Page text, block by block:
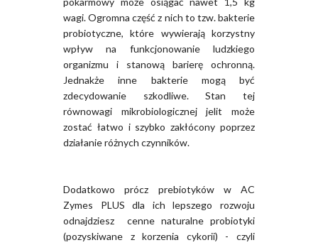
wagi. Ogromna część z nich to tzw. bakterie
probiotyczne, które wywierają korzystny
wpływ na funkcjonowanie ludzkiego
organizmu i stanową barierę ochronną.
Jednakże inne bakterie mogą być
zdecydowanie szkodliwe. Stan tej
równowagi mikrobiologicznej jelit może
zostać łatwo i szybko zakłócony poprzez
działanie różnych czynników.
Dodatkowo prócz prebiotyków w AC
Zymes PLUS dla ich lepszego rozwoju
odnajdziesz cenne naturalne probiotyki
(pozyskiwane z korzenia cykorii) - czyli